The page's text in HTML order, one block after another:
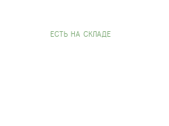
EСТЬ НА СКЛАДЕ